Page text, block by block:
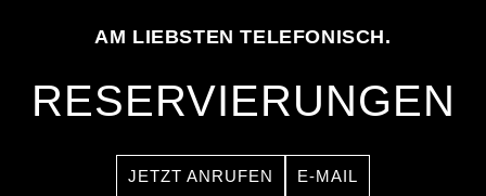
AM LIEBSTEN TELEFONISCH.
RESERVIERUNGEN
JETZT ANRUFEN E-MAIL